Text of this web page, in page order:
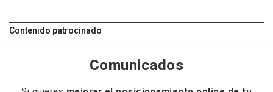
Contenido patrocinado
Comunicados